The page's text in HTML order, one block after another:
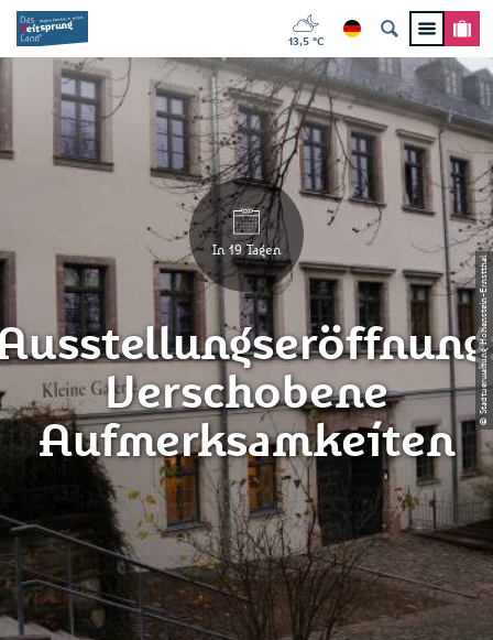
13,5 °C
© Stadtverwaltung Hohenstein-Ernstthal
In 19 Tagen
Verschobene
Aufmerksamkeiten